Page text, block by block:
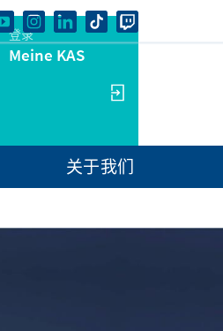
登录
Meine KAS
关于我们